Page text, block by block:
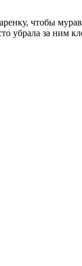
чтобы
за ним